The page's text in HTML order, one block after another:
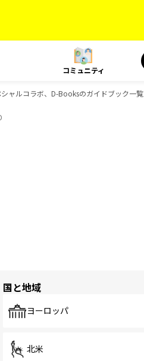
コミュニティ
ャルコラボ、D-Booksのガイドブック一覧
国と地域
ヨーロッパ
北米